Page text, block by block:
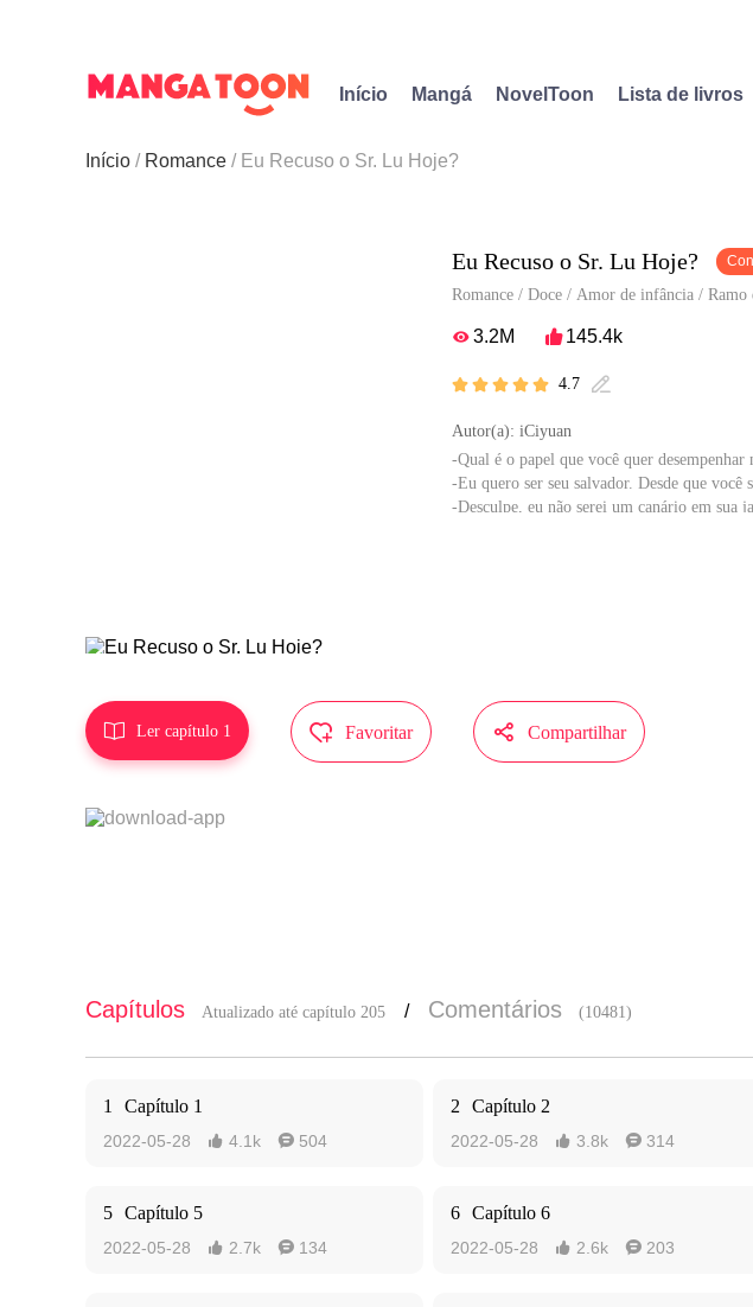
Início Mangá NovelToon Lista de livros
Início Romance Eu Recuso o Sr. Lu Hoje?
Eu Recuso o Sr. Lu Hoje?
Romance / Doce / Amor de infância / Ramo
3.2M 145.4k
     4.7 
Autor(a): iCiyuan
-Qual é o papel que você quer
-Eu quero ser seu salvador. Desde que você
-Desculpe, eu não serei um canário em sua
 Ler capítulo 1  Favoritar  Compartilhar
Capítulos Atualizado até capítulo 205 / Comentários (10481)
1 Capítulo 1
2022-05-28  4.1k  504
2 Capítulo 2
2022-05-28  3.8k  314
5 Capítulo 5
2022-05-28  2.7k  134
6 Capítulo 6
2022-05-28  2.6k  203